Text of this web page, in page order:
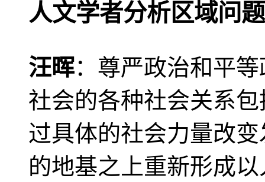
人文学者分析区域问题
汪晖：尊严政治和平
社会的各种社会关系
过具体的社会力量改
的地基之上重新形成